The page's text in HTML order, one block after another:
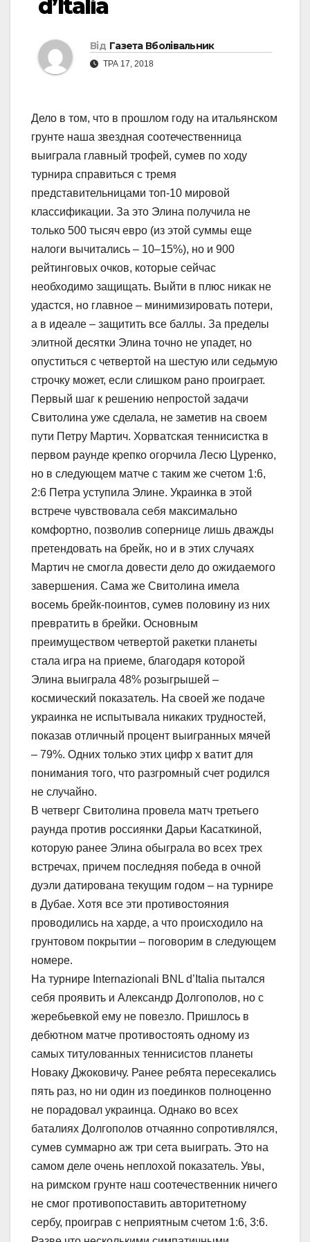
d’Italia
Від Газета Вболівальник
ТРА 17, 2018
Дело в том, что в прошлом году на итальянском
грунте наша звездная соотечественница
выиграла главный трофей, сумев по ходу
турнира справиться с тремя
представительницами топ-10 мировой
классификации. За это Элина получила не
только 500 тысяч евро (из этой суммы еще
налоги вычитались – 10–15%), но и 900
рейтинговых очков, которые сейчас
необходимо защищать. Выйти в плюс никак не
удастся, но главное – минимизировать потери,
а в идеале – защитить все баллы. За пределы
элитной десятки Элина точно не упадет, но
опуститься с четвертой на шестую или седьмую
строчку может, если слишком рано проиграет.
Первый шаг к решению непростой задачи
Свитолина уже сделала, не заметив на своем
пути Петру Мартич. Хорватская теннисистка в
первом раунде крепко огорчила Лесю Цуренко,
но в следующем матче с таким же счетом 1:6,
2:6 Петра уступила Элине. Украинка в этой
встрече чувствовала себя максимально
комфортно, позволив сопернице лишь дважды
претендовать на брейк, но и в этих случаях
Мартич не смогла довести дело до ожидаемого
завершения. Сама же Свитолина имела
восемь брейк-поинтов, сумев половину из них
превратить в брейки. Основным
преимуществом четвертой ракетки планеты
стала игра на приеме, благодаря которой
Элина выиграла 48% розыгрышей –
космический показатель. На своей же подаче
украинка не испытывала никаких трудностей,
показав отличный процент выигранных мячей
– 79%. Одних только этих цифр х ватит для
понимания того, что разгромный счет родился
не случайно.
В четверг Свитолина провела матч третьего
раунда против россиянки Дарьи Касаткиной,
которую ранее Элина обыграла во всех трех
встречах, причем последняя победа в очной
дуэли датирована текущим годом – на турнире
в Дубае. Хотя все эти противостояния
проводились на харде, а что происходило на
грунтовом покрытии – поговорим в следующем
номере.
На турнире Internazionali BNL d’Italia пытался
себя проявить и Александр Долгополов, но с
жеребьевкой ему не повезло. Пришлось в
дебютном матче противостоять одному из
самых титулованных теннисистов планеты
Новаку Джоковичу. Ранее ребята пересекались
пять раз, но ни один из поединков полноценно
не порадовал украинца. Однако во всех
баталиях Долгополов отчаянно сопротивлялся,
сумев суммарно аж три сета выиграть. Это на
самом деле очень неплохой показатель. Увы,
на римском грунте наш соотечественник ничего
не смог противопоставить авторитетному
сербу, проиграв с неприятным счетом 1:6, 3:6.